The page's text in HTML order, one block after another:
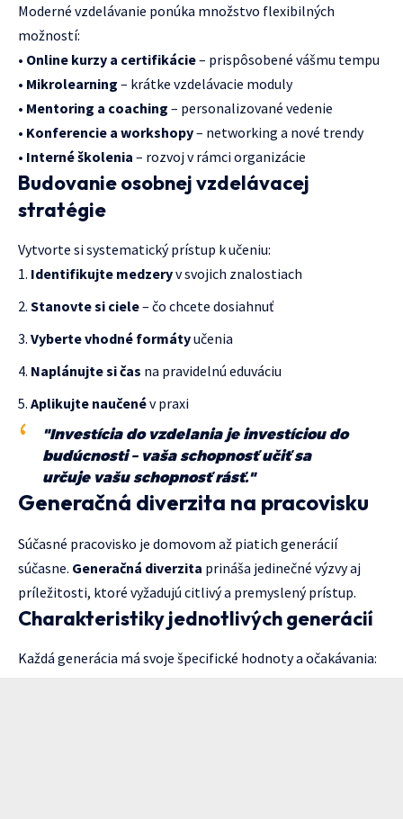
Moderné vzdelávanie ponúka množstvo flexibilných
možností:
• Online kurzy a certifikácie– prispôsobené vášmu tempu
• Mikrolearning – krátke vzdelávacie moduly
• Mentoring a coaching – personalizované vedenie
• Konferencie a workshopy– networking a nové trendy
• Interné školenia – rozvoj v rámci organizácie
Budovanie osobnej vzdelávacej
stratégie
Vytvorte si systematický prístup k učeniu:
Identifikujte medzeryv svojich znalostiach
Stanovte si ciele– čo chcete dosiahnuť
Vyberte vhodné formátyučenia
Naplánujte si čas na pravidelnú eduváciu
Aplikujte naučenév praxi
"Investícia do vzdelania je investíciou do
budúcnosti – vaša schopnosť učiť sa
určuje vašu schopnosť rásť."
Generačná diverzita na pracovisku
Súčasné pracovisko je domovom až piatich generácií
súčasne. Generačná diverzita prináša jedinečné výzvy aj
príležitosti, ktoré vyžadujú citlivý a premyslený prístup.
Charakteristiky jednotlivých generácií
Každá generácia má svoje špecifické hodnoty a očakávania: